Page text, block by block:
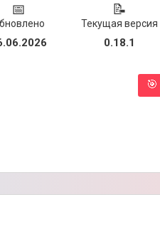
📅 📝
Текущая версия
0.18.1
🎯